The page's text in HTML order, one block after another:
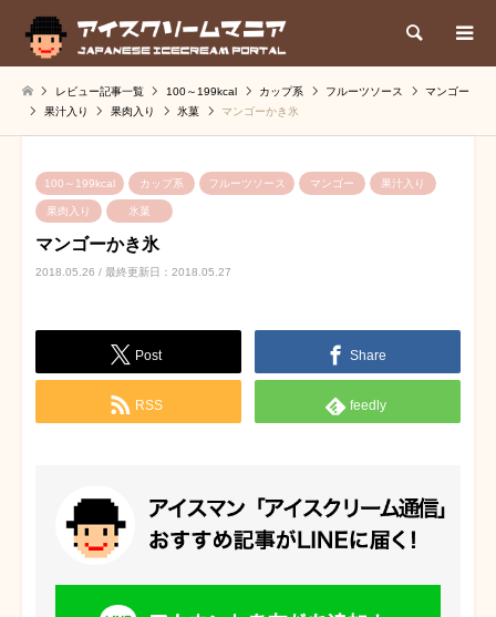
検索
レビュー記事一覧 100～199kcal カップ系 フルーツソース
マンゴー
果汁入り
果肉入り 氷菓 マンゴーかき氷
100～199kcal カップ系 フルーツソース マンゴー 果汁入り
果肉入り 氷菓
マンゴーかき氷
2018.05.26 / 最終更新日：2018.05.27
Post Share
RSS feedly